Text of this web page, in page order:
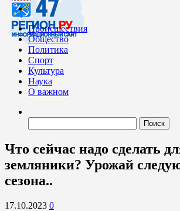
Происшествия
Общество
Политика
Спорт
Культура
Наука
О важном
Что сейчас надо сделать
земляники? Урожай
сезона..
17.10.2023 0